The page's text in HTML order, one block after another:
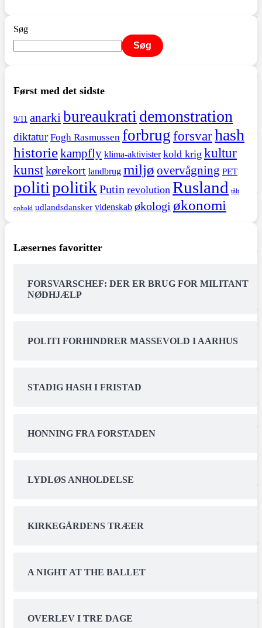
Søg
Søg
Først med det sidste
9/11 anarki bureaukrati demonstration
diktatur Fogh Rasmussen forbrugforsvarhash
historiekampfly klima-aktivister kold krig kultur
kunstkørekort landbrug miljø overvågning PET
politipolitik Putin revolution Rusland tålt
ophold udlandsdansker videnskab økologi økonomi
Læsernes favoritter
FORSVARSCHEF: DER ER BRUG FOR MILITANT
NØDHJÆLP
POLITI FORHINDRER MASSEVOLD I AARHUS
STADIG HASH I FRISTAD
HONNING FRA FORSTADEN
LYDLØS ANHOLDELSE
KIRKEGÅRDENS TRÆER
A NIGHT AT THE BALLET
OVERLEV I TRE DAGE